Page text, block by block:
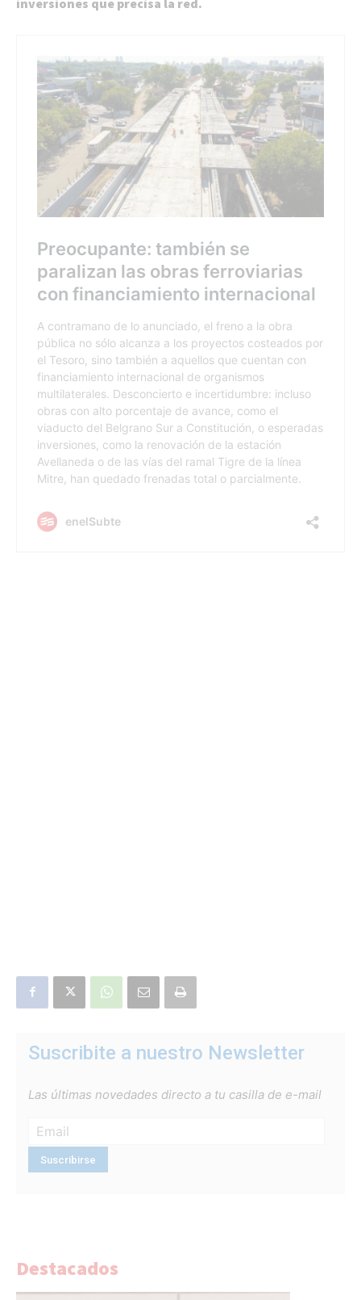
inversiones que precisa la red.
Suscribite a nuestro Newsletter
Las últimas novedades directo a tu casilla de e-mail
Destacados